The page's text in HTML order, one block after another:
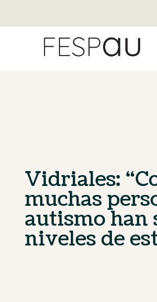
Vidriales:
muchas
autismo
niveles de